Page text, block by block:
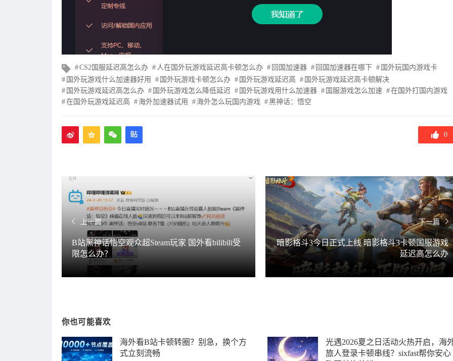
文
章
标
签
CS2国服延迟高怎么办 人在国外玩游戏延迟高卡顿怎么办 回国加速器 回国加速器在哪下
国外玩国内游戏卡
国外玩游戏什么加速器好用
国外玩游戏卡顿怎么办 国外玩游戏延迟高
国外玩游戏延迟高卡顿解决
国外玩游戏延迟高怎么办
国外玩游戏怎么降低延迟 国外玩游戏用什么加速器 国服游戏怎么加速
在国外打国内游戏
在国外玩游戏延迟高
海外加速器试用 海外怎么玩国内游戏 黑神话：悟空
0
上一篇
B站黑神话悟空观众超Steam玩家 国外看bilibili受
限怎么办？
下一篇
暗影格斗3今日正式上线 暗影格斗3卡顿国服游戏
延迟高怎么办
你也可能喜欢
海外看B站卡顿转圈？别急，换个方
式立刻流畅
光遇2026夏之日活动火热开启，海
旅人登录卡顿串线？sixfast帮你安心